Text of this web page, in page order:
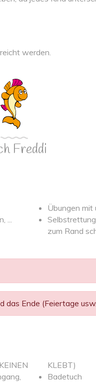
werden.
Freddi
Übungen mit
zum Rand
das Ende (Feiertage
KLEBT)
Badetuch